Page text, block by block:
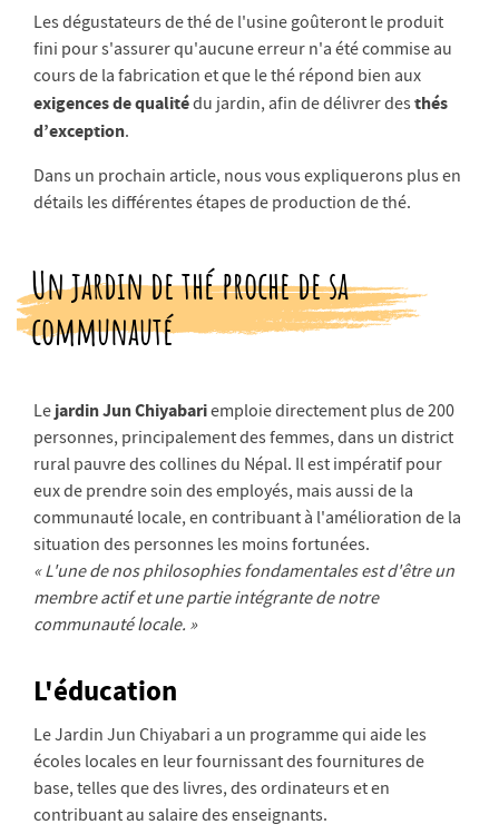
Les dégustateurs de thé de l'usine goûteront le produit
fini pour s'assurer qu'aucune erreur n'a été commise au
cours de la fabrication et que le thé répond bien aux
exigences de qualitédu jardin, afin de délivrer desthés
d’exception.
Dans un prochain article, nous vous expliquerons plus en
détails les différentes étapes de production de thé.
Un jardin de thé proche de sa
communauté
Le jardin Jun Chiyabariemploie directement plus de 200
personnes, principalement des femmes, dans un district
rural pauvre des collines du Népal. Il est impératif pour
eux de prendre soin des employés, mais aussi de la
communauté locale, en contribuant à l'amélioration de la
situation des personnes les moins fortunées.
« L'une de nos philosophies fondamentales est d'être un
membre actif et une partie intégrante de notre
communauté locale. »
L'éducation
Le Jardin Jun Chiyabari a un programme qui aide les
écoles locales en leur fournissant des fournitures de
base, telles que des livres, des ordinateurs et en
contribuant au salaire des enseignants.